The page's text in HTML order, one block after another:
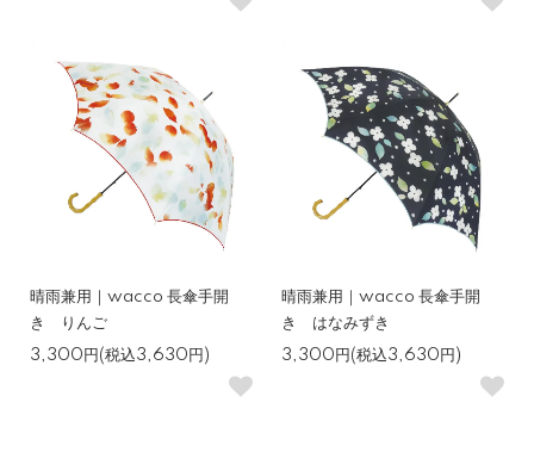
晴雨兼用｜wacco 長傘手開
き りんご
3,300円(税込3,630円)
晴雨兼用｜wacco 長傘手開
き はなみずき
3,300円(税込3,630円)